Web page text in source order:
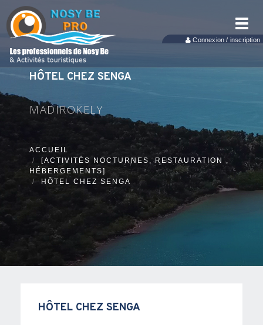
Connexion / inscription
HÔTEL CHEZ SENGA
MADIROKELY
ACCUEIL
[ACTIVITÉS NOCTURNES, RESTAURATION ,
HÉBERGEMENTS]
HÔTEL CHEZ SENGA
HÔTEL CHEZ SENGA